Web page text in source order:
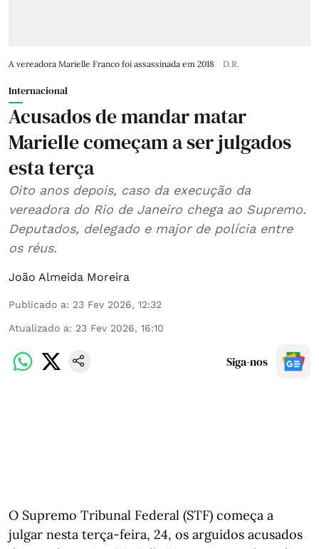
A vereadora Marielle Franco foi assassinada em 2018 D.R.
Internacional
Acusados de mandar matar
Marielle começam a ser julgados
esta terça
Oito anos depois, caso da execução da
vereadora do Rio de Janeiro chega ao Supremo.
Deputados, delegado e major de polícia entre
os réus.
João Almeida Moreira
Publicado a: 23 Fev 2026, 12:32
Atualizado a: 23 Fev 2026, 16:10
Siga-nos
O Supremo Tribunal Federal (STF) começa a
julgar nesta terça-feira, 24, os arguidos acusados